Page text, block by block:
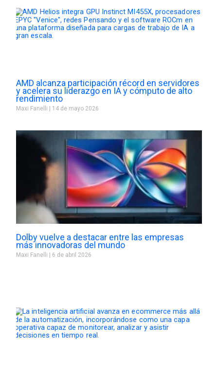
AMD alcanza participación récord en servidores
y acelera su liderazgo en IA y cómputo de alto
rendimiento
Maxi Fanelli 14 de mayo 2026
Dolby vuelve a destacar entre las empresas
más innovadoras del mundo
Maxi Fanelli 6 de abril 2026